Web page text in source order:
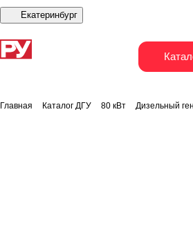
Екатеринбург
Главная Каталог ДГУ 80 кВт Дизельный
Дизельный генератор